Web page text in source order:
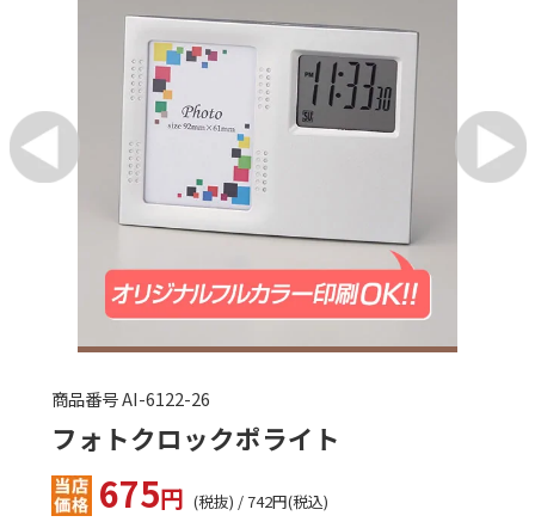
商品番号 JM-4986755078234
デジタルクロック&フォトフレーム
483 円 (税抜) / 531円(税込)